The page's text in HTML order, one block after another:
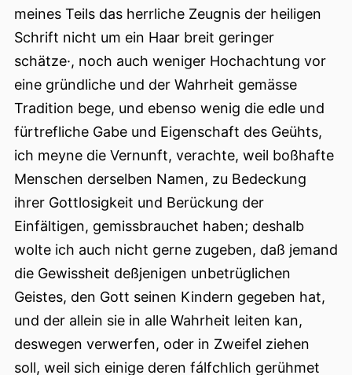
meines Teils das herrliche Zeugnis der heiligen
Schrift nicht um ein Haar breit geringer
schätze·, noch auch weniger Hochachtung vor
eine gründliche und der Wahrheit gemässe
Tradition bege, und ebenso wenig die edle und
fürtrefliche Gabe und Eigenschaft des Geühts,
ich meyne die Vernunft, verachte, weil boßhafte
Menschen derselben Namen, zu Bedeckung
ihrer Gottlosigkeit und Berückung der
Einfältigen, gemissbrauchet haben; deshalb
wolte ich auch nicht gerne zugeben, daß jemand
die Gewissheit deßjenigen unbetrüglichen
Geistes, den Gott seinen Kindern gegeben hat,
und der allein sie in alle Wahrheit leiten kan,
deswegen verwerfen, oder in Zweifel ziehen
soll, weil sich einige deren fálfchlich gerühmet